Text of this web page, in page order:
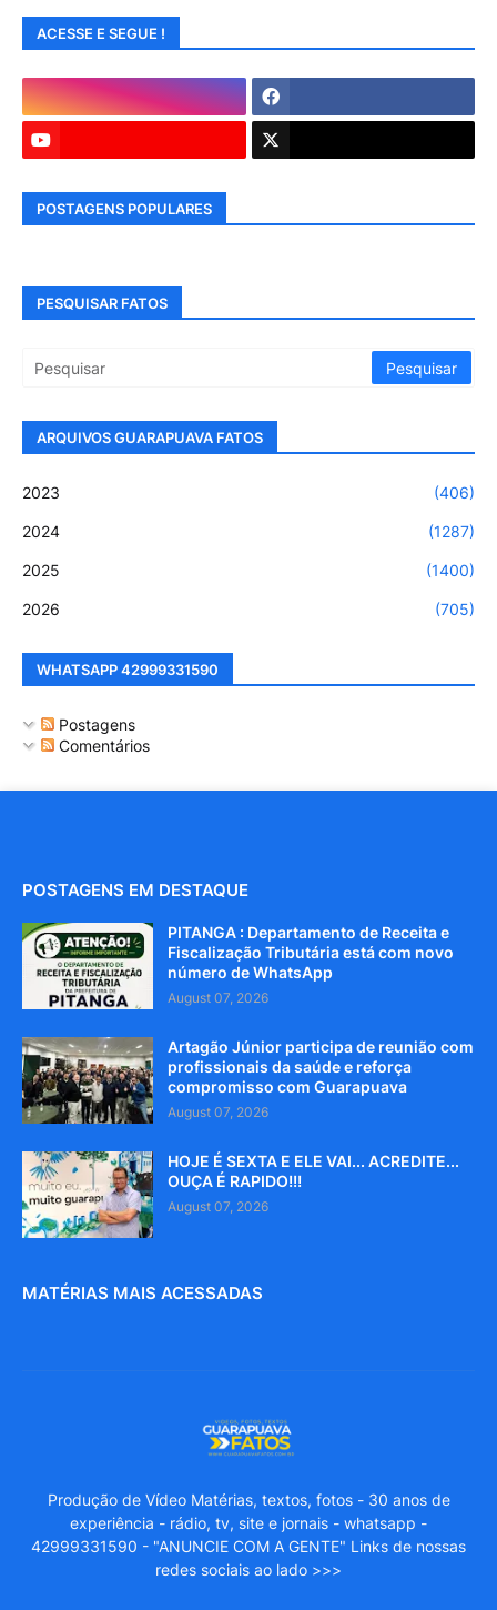
ACESSE E SEGUE !
POSTAGENS POPULARES
PESQUISAR FATOS
ARQUIVOS GUARAPUAVA FATOS
2023 (406)
2024 (1287)
2025 (1400)
2026 (705)
WHATSAPP 42999331590
Postagens
Comentários
POSTAGENS EM DESTAQUE
PITANGA : Departamento de Receita e
Fiscalização Tributária está com novo
número de WhatsApp
August 07, 2026
Artagão Júnior participa de reunião com
profissionais da saúde e reforça
compromisso com Guarapuava
August 07, 2026
HOJE É SEXTA E ELE VAI... ACREDITE...
OUÇA É RAPIDO!!!
August 07, 2026
MATÉRIAS MAIS ACESSADAS
Produção de Vídeo Matérias, textos, fotos - 30 anos de
experiência - rádio, tv, site e jornais - whatsapp -
42999331590 - "ANUNCIE COM A GENTE" Links de nossas
redes sociais ao lado >>>